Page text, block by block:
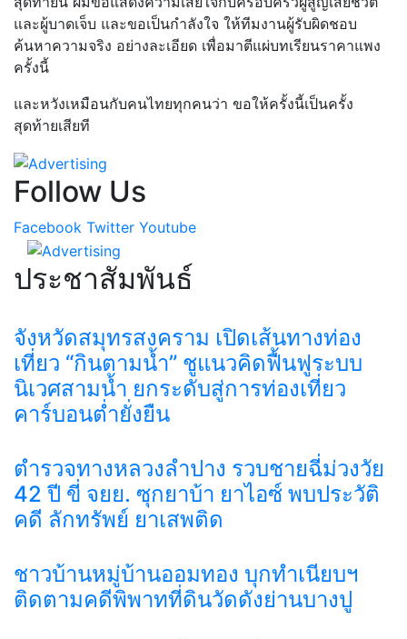
และผู้บาดเจ็บ และขอเป็นกำลังใจ ให้ทีมงานผู้รับผิดชอบ
ค้นหาความจริง อย่างละเอียด เพื่อมาตีแผ่บทเรียนราคาแพง
ครั้งนี้
และหวังเหมือนกับคนไทยทุกคนว่า ขอให้ครั้งนี้เป็นครั้ง
สุดท้ายเสียที
Follow Us
Facebook Twitter Youtube
ประชาสัมพันธ์
จังหวัดสมุทรสงคราม เปิดเส้นทางท่อง
เที่ยว “กินตามน้ำ” ชูแนวคิดฟื้นฟูระบบ
นิเวศสามน้ำ ยกระดับสู่การท่องเที่ยว
คาร์บอนต่ำยั่งยืน
ตำรวจทางหลวงลำปาง รวบชายฉี่ม่วงวัย
42 ปี ขี่ จยย. ซุกยาบ้า ยาไอซ์ พบประวัติ
คดี ลักทรัพย์ ยาเสพติด
ชาวบ้านหมู่บ้านออมทอง บุกทำเนียบฯ
ติดตามคดีพิพาทที่ดินวัดดังย่านบางปู